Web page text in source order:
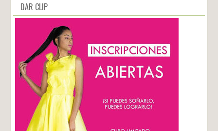
DAR CLIP